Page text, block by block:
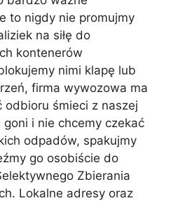
to nigdy nie promujmy
na siłę do
kontenerów
nimi klapę lub
firma wywozowa ma
odbioru śmieci z naszej
i nie chcemy czekać
odpadów, spakujmy
go osobiście do
Zbierania
Lokalne adresy oraz